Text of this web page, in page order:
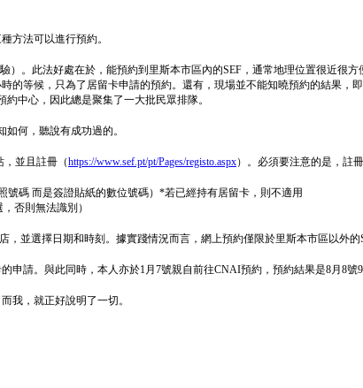
方法可以進行預約。
）。此法好處在於，能預約到里斯本市區內的SEF，通常地理位置很近很
等候，只為了居留卡申請的預約。還有，現場並不能知曉預約的結果，即
中心，因此總是聚集了一大批民眾排隊。
何，聽說有成功過的。
，並且註冊（https://www.sef.pt/pt/Pages/registo.aspx）。必須要注意的是，註
號碼 而是簽證貼紙的數位號碼）*若已經持有居留卡，則不適用
否則無法識別）
，並選擇日期和時刻。據實踐情況而言，網上預約僅限於里斯本市區以外的
申請。與此同時，本人亦於1月7號親自前往CNAI預約，預約結果是8月8號
我，就正好說明了一切。